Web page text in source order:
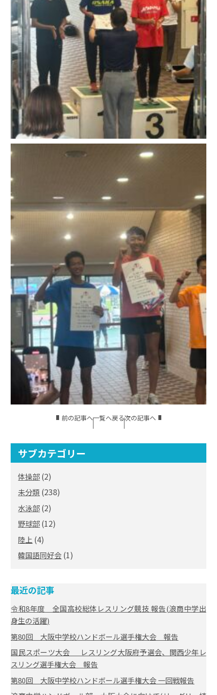
前の記事へ一覧へ戻る次の記事へ
サブカテゴリー
体操部 (2)
未分類 (238)
水泳部 (2)
野球部 (12)
陸上 (4)
韓国語同好会 (1)
最近の記事
令和8年度 全国高校総体レスリング競技 報告(浪商中学出
身生の活躍)
第80回 大阪中学校ハンドボール選手権大会 報告
国民スポーツ大会 レスリング大阪府予選会、関西少年レ
スリング選手権大会 報告
第80回 大阪中学校ハンドボール選手権大会 一回戦報告